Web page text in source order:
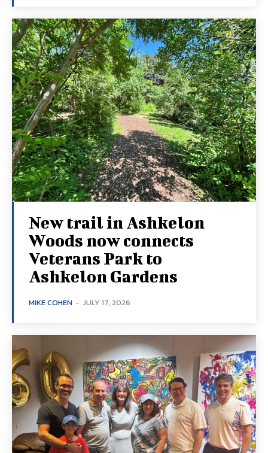
New trail in Ashkelon
Woods now connects
Veterans Park to
Ashkelon Gardens
MIKE COHEN - JULY 17, 2026